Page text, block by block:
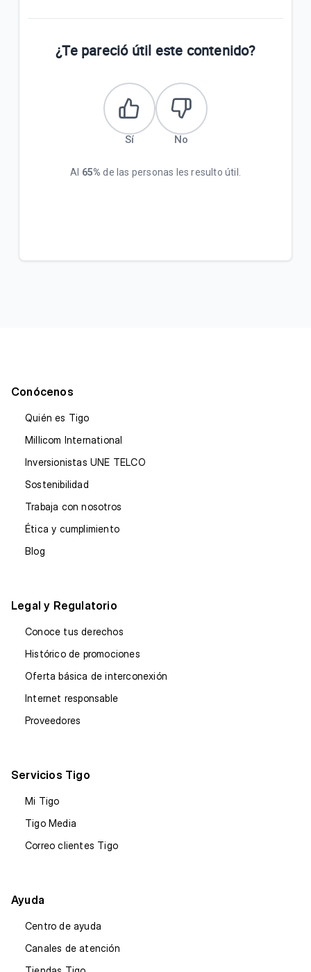
¿Te pareció útil este contenido?
Sí No
Al 65% de las personas les resulto útil.
Conócenos
Quién es Tigo
Millicom International
Inversionistas UNE TELCO
Sostenibilidad
Trabaja con nosotros
Ética y cumplimiento
Blog
Legal y Regulatorio
Conoce tus derechos
Histórico de promociones
Oferta básica de interconexión
Internet responsable
Proveedores
Servicios Tigo
Mi Tigo
Tigo Media
Correo clientes Tigo
Ayuda
Centro de ayuda
Canales de atención